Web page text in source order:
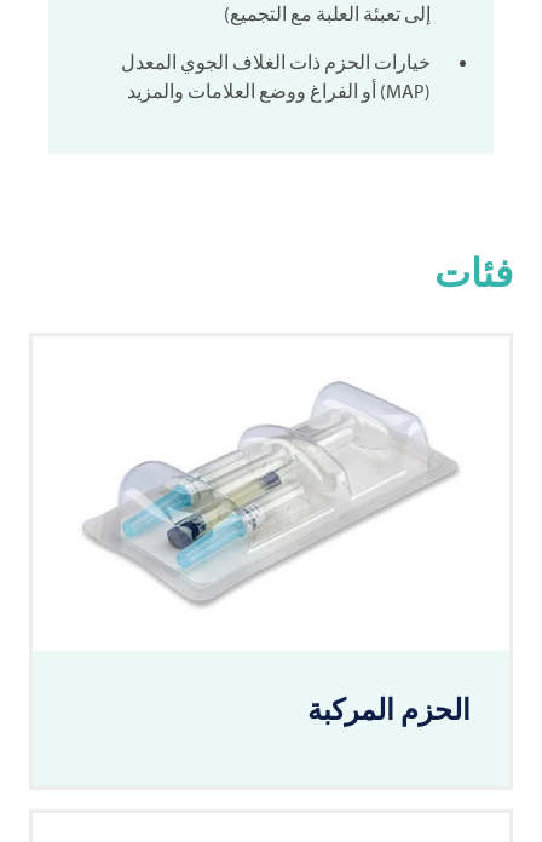
إلى تعبئة العلبة مع التجميع)
خيارات الحزم ذات الغلاف الجوي المعدل
(MAP) أو الفراغ ووضع العلامات والمزيد
فئات
الحزم المركبة